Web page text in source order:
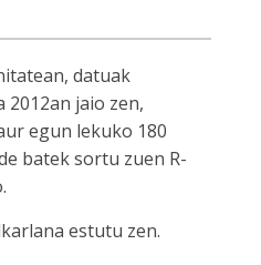
datuak
jaio zen,
egun lekuko 180
batek sortu zuen R-
estutu zen.